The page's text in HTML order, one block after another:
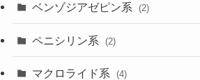
ベンゾジアゼピン系 (2)
ペニシリン系 (2)
マクロライド系 (4)